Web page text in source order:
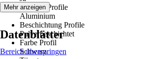
Material Profile
Aluminium
Beschichtung Profile
Pulverbeschichtet
Farbe Profil
Schwarz
Mehr anzeigen
Datenblätter
Bereich überspringen